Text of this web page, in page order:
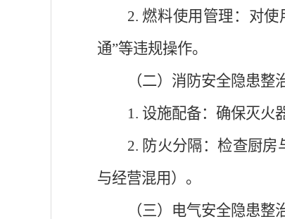
2. 燃料使用管理：对
通”等违规操作。
（二）消防安全隐患整
1. 设施配备：确保灭火
2. 防火分隔：检查厨
与经营混用）。
（三）电气安全隐患整